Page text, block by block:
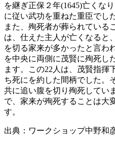
を継ぎ正保２年(1645)亡くな
に従い武功を重ねた重臣でし
また、殉死者が葬られている
は、仕えた主人が亡くなると
を切る家来が多かったと言わ
を中央に両側に茂賢に殉死し
ます。この22人は、茂賢指揮
ち死にを約した間柄でした。
共に追い腹を切り殉死してい
で、家来が殉死することは大
す。
出典：ワークショップ中野和